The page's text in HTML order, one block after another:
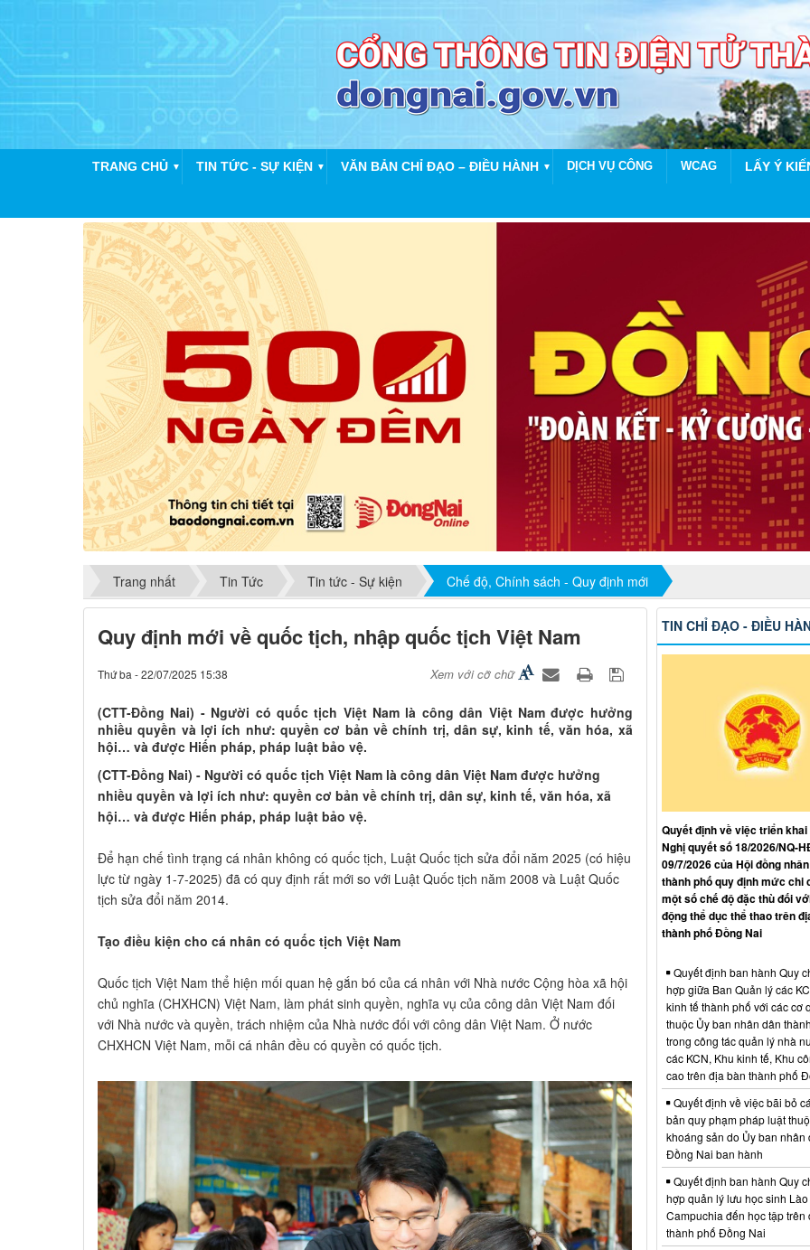
TRANG CHỦ ▼ TIN TỨC - SỰ KIỆN ▼ VĂN BẢN CHỈ ĐẠO – ĐIỀU HÀNH ▼ DỊCH VỤ CÔNG WCAG LẤY Ý
Trang nhất Tin Tức Tin tức - Sự kiện Chế độ, Chính sách - Quy định mới
Quy định mới về quốc tịch, nhập quốc tịch Việt Nam
Thứ ba - 22/07/2025 15:38 Xem với cỡ chữ
(CTT-Đồng Nai) - Người có quốc tịch Việt Nam là công dân Việt Nam được hưởng
nhiều quyền và lợi ích như: quyền cơ bản về chính trị, dân sự, kinh tế, văn hóa, xã
hội… và được Hiến pháp, pháp luật bảo vệ.
(CTT-Đồng Nai) - Người có quốc tịch Việt Nam là công dân Việt Nam được hưởng
nhiều quyền và lợi ích như: quyền cơ bản về chính trị, dân sự, kinh tế, văn hóa, xã
hội… và được Hiến pháp, pháp luật bảo vệ.
Để hạn chế tình trạng cá nhân không có quốc tịch, Luật Quốc tịch sửa đổi năm 2025 (có hiệu
lực từ ngày 1-7-2025) đã có quy định rất mới so với Luật Quốc tịch năm 2008 và Luật Quốc
tịch sửa đổi năm 2014.
Tạo điều kiện cho cá nhân có quốc tịch Việt Nam
Quốc tịch Việt Nam thể hiện mối quan hệ gắn bó của cá nhân với Nhà nước Cộng hòa xã hội
chủ nghĩa (CHXHCN) Việt Nam, làm phát sinh quyền, nghĩa vụ của công dân Việt Nam đối
với Nhà nước và quyền, trách nhiệm của Nhà nước đối với công dân Việt Nam. Ở nước
CHXHCN Việt Nam, mỗi cá nhân đều có quyền có quốc tịch.
TIN CHỈ ĐẠO - ĐIỀU
Quyết định về việc triển
Nghị quyết số 18/2026/NQ-
09/7/2026 của Hội đồng
thành phố quy định mức chi
một số chế độ đặc thù đối
động thể dục thể thao trên
thành phố Đồng Nai
Quyết định ban hành Quy
hợp giữa Ban Quản lý các
kinh tế thành phố với các cơ
thuộc Ủy ban nhân dân
trong công tác quản lý nhà
các KCN, Khu kinh tế, Khu
cao trên địa bàn thành phố
Quyết định về việc bãi bỏ
bản quy phạm pháp luật
khoáng sản do Ủy ban nhân
Đồng Nai ban hành
Quyết định ban hành Quy
hợp quản lý lưu học sinh Lào
Campuchia đến học tập trên
thành phố Đồng Nai